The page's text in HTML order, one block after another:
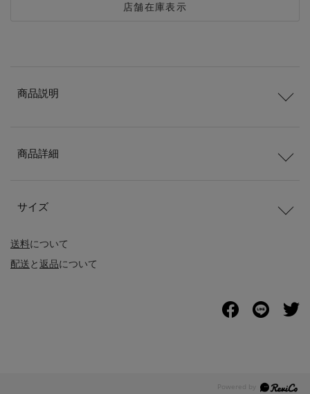
店舗在庫表示
送料について
配送と返品について
商品説明
商品詳細
サイズ